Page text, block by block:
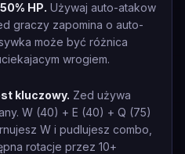
HP. Używaj auto-atakow
graczy zapomina o auto-
może być różnica
wrogiem.
kluczowy. Zed używa
W (40) + E (40) + Q (75)
W i pudlujesz combo,
rotacje przez 10+